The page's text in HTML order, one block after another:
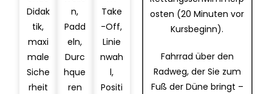
osten (20 Minuten vor
Kursbeginn).
Fahrrad über den
Radweg, der Sie zum
Fuß der Düne bringt –
Didak
tik,
maxi
male
Siche
rheit
n,
Padd
eln,
Durc
hque
ren
Take
-Off,
Linie
nwah
l,
Positi